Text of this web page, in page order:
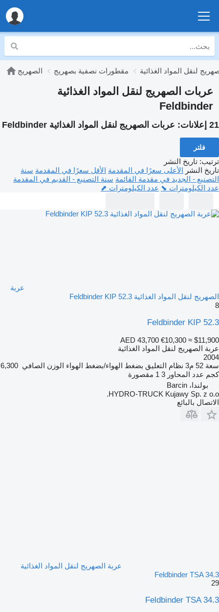
الصهريج مقطورات نصفية بصهريج لنقل المواد الغذائية
عربات الصهريج لنقل المواد الغذائية
Feldbinder
21 إعلانات: عربات الصهريج لنقل المواد الغذائية Feldbinder
فلتر
ترتيب: تاريخ النشر
تاريخ النشر الأعلى سعرًا في المقدمة الأقل سعرًا في المقدمة سنة
التصنيع - الجديد في مقدمة القائمة سنة التصنيع - القديم في المقدمة
عدد الكيلومترات ⬊ عدد الكيلومترات ⬈
عربة
الصهريج لنقل المواد الغذائية Feldbinder KIP 52.3
8
Feldbinder KIP 52.3
AED 43,700 €10,300 ≈ $11,900
عربة الصهريج لنقل المواد الغذائية
2004
سعة 52 م3 نظام التعليق بضغط الهواء/بضغط الهواء الوزن الصافي 6,300
كجم عدد المحاور 3 1 مقصورة
بولندا، Barcin
HYDRO-TRUCK Kujawy Sp. z o.o.
الاتصال بالبائع
عربة الصهريج لنقل المواد الغذائية
Feldbinder TSA 34.3
29
Feldbinder TSA 34.3